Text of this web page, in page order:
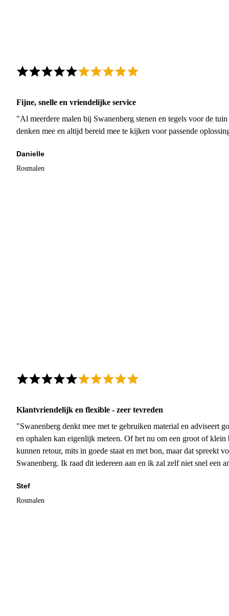
Fijne, snelle en vriendelijke service
"Al meerdere malen bij Swanenberg stenen en tegels voor de
denken mee en altijd bereid mee te kijken voor passende
Danielle
Rosmalen
Klantvriendelijk en flexible - zeer tevreden
"Swanenberg denkt mee met te gebruiken material en adviseert
en ophalen kan eigenlijk meteen. Of het nu om een groot of
kunnen retour, mits in goede staat en met bon, maar dat spreekt
Swanenberg. Ik raad dit iedereen aan en ik zal zelf niet snel een
Stef
Rosmalen